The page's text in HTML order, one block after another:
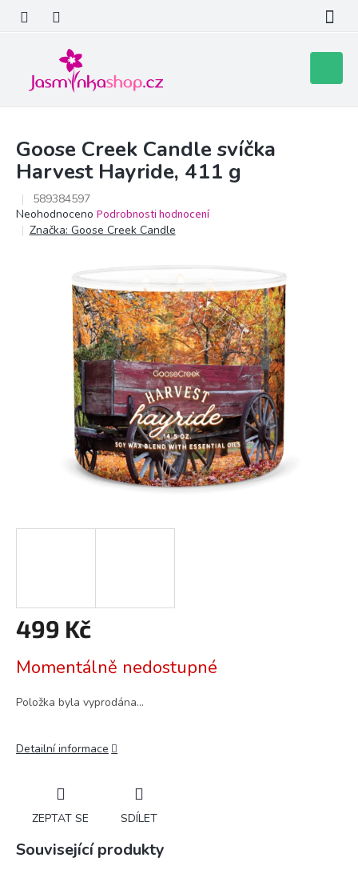
obsah
košík
Goose Creek Candle svíčka
Harvest Hayride, 411 g
589384597
Průměrné
hodnocení
Neohodnoceno Podrobnosti hodnocení
Značka: Goose Creek Candle
499 Kč
cena:
Momentálně nedostupné
Položka byla vyprodána…
Detailní informace
ZEPTAT SE SDÍLET
Související produkty